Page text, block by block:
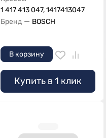
1 417 413 047, 1417413047
Бренд — BOSCH
В корзину
Купить в 1 клик